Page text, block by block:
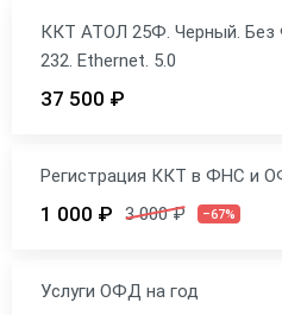
ККТ АТОЛ 25Ф. Черный. Без
232. Ethernet. 5.0
37 500 ₽
Регистрация ККТ в ФНС и
1 000 ₽ 3 000 ₽ –67%
Услуги ОФД на год